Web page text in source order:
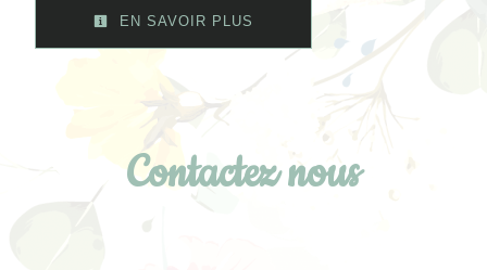
EN SAVOIR PLUS
Contactez nous